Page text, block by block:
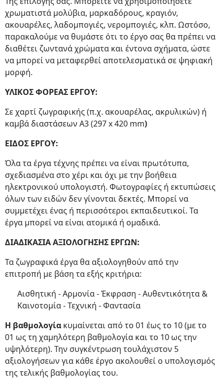
χρωματιστά μολύβια, μαρκαδόρους, κραγιόν,
ακουαρέλες, λαδομπογιές, νερομπογιές, κλπ. Ωστόσο,
παρακαλούμε να θυμάστε ότι το έργο σας θα πρέπει να
διαθέτει ζωντανά χρώματα και έντονα σχήματα, ώστε
να μπορεί να μεταφερθεί αποτελεσματικά σε ψηφιακή
μορφή.
ΥΛΙΚΟΣ ΦΟΡΕΑΣ ΕΡΓΟΥ:
Σε χαρτί ζωγραφικής (π.χ. ακουαρέλας, ακρυλικών) ή
καμβά διαστάσεων Α3 (297 x 420 mm)
ΕΙΔΟΣ ΕΡΓΟΥ:
Όλα τα έργα τέχνης πρέπει να είναι πρωτότυπα,
σχεδιασμένα στο χέρι και όχι με την βοήθεια
ηλεκτρονικού υπολογιστή. Φωτογραφίες ή εκτυπώσεις
όλων των ειδών δεν γίνονται δεκτές. Μπορεί να
συμμετέχει ένας ή περισσότεροι εκπαιδευτικοί. Τα
έργα μπορεί να είναι ατομικά ή ομαδικά.
ΔΙΑΔΙΚΑΣΙΑ ΑΞΙΟΛΟΓΗΣΗΣ ΕΡΓΩΝ:
Τα ζωγραφικά έργα θα αξιολογηθούν από την
επιτροπή με βάση τα εξής κριτήρια:
Αισθητική - Αρμονία - Έκφραση - Αυθεντικότητα &
Καινοτομία - Τεχνική - Φαντασία
Η βαθμολογία κυμαίνεται από το 01 έως το 10 (με το
01 ως τη χαμηλότερη βαθμολογία και το 10 ως την
υψηλότερη). Την συγκέντρωση τουλάχιστον 5
αξιολογήσεων για κάθε έργο ακολουθεί ο υπολογισμός
της τελικής βαθμολογίας του.